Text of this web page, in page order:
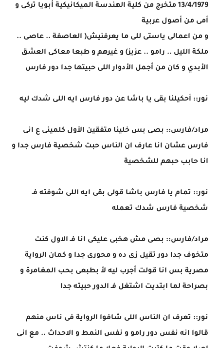
13/4/1979 متخرج من كلية الهندسة الميكانيكية أبويا تركى و
أمى من أصول عربية
و من اعمالى ياستى للى ما يعرفنيش( العاصفة .. عاصى ..
ملكة الليل .. رامو .. عزيز) و غيرهم و طبعا معاكى العشق
الأبدي و كان من أجمل الأدوار اللى حبيتها جدا دور فارس
نور:: أحكيلنا بقى يا باشا عن دور فارس ايه اللى شدك ليه
مراد/فارس:: بصى بس خلينا متفقين الأول كلمينى ع انى
فارس عشان انا عارف ان الناس حبت شخصية فارس جدا و
انا حابب حبهم للشخصية
نور:: تمام يا فارس باشا قولى بقى ايه اللى شوفته فـ
شخصية فارس شدك تعمله
مراد/فارس:: بصى مش هخبى عليكى انا فـ الاول كنت
متخوف جدا دور تقيل زى ده و محورى جدا و كمان الرواية
مصرية بس انا قولت أجرب ليه لأ بطبعى بحب المغامرة و
بصراحة لما ابتديت اشتغل فـ الدور حبيته جدا
نور:: تعرف ان الناس اللى شافوا الرواية فى ناس منهم
قالوا انه نفس دور رامو و نفس النمط و الاحداث .. مع انى